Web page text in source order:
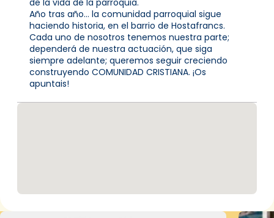
Año tras año… la comunidad parroquial sigue
haciendo historia, en el barrio de Hostafrancs.
Cada uno de nosotros tenemos nuestra parte;
dependerá de nuestra actuación, que siga
siempre adelante; queremos seguir creciendo
construyendo COMUNIDAD CRISTIANA. ¡Os
apuntais!